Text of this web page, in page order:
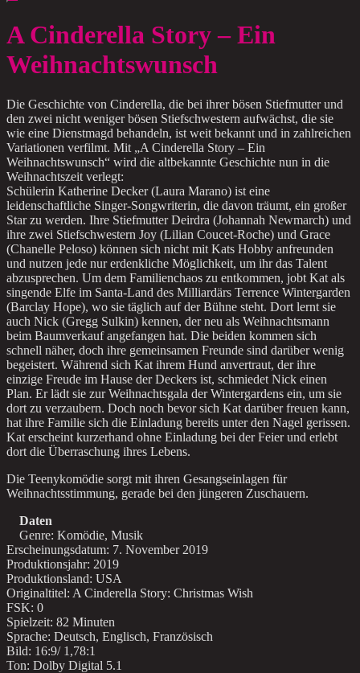
A Cinderella Story – Ein
Weihnachtswunsch
Die Geschichte von Cinderella, die bei ihrer bösen Stiefmutter und
den zwei nicht weniger bösen Stiefschwestern aufwächst, die sie
wie eine Dienstmagd behandeln, ist weit bekannt und in zahlreichen
Variationen verfilmt. Mit „A Cinderella Story – Ein
Weihnachtswunsch“ wird die altbekannte Geschichte nun in die
Weihnachtszeit verlegt:
Schülerin Katherine Decker (Laura Marano) ist eine
leidenschaftliche Singer-Songwriterin, die davon träumt, ein großer
Star zu werden. Ihre Stiefmutter Deirdra (Johannah Newmarch) und
ihre zwei Stiefschwestern Joy (Lilian Coucet-Roche) und Grace
(Chanelle Peloso) können sich nicht mit Kats Hobby anfreunden
und nutzen jede nur erdenkliche Möglichkeit, um ihr das Talent
abzusprechen. Um dem Familienchaos zu entkommen, jobt Kat als
singende Elfe im Santa-Land des Milliardärs Terrence Wintergarden
(Barclay Hope), wo sie täglich auf der Bühne steht. Dort lernt sie
auch Nick (Gregg Sulkin) kennen, der neu als Weihnachtsmann
beim Baumverkauf angefangen hat. Die beiden kommen sich
schnell näher, doch ihre gemeinsamen Freunde sind darüber wenig
begeistert. Während sich Kat ihrem Hund anvertraut, der ihre
einzige Freude im Hause der Deckers ist, schmiedet Nick einen
Plan. Er lädt sie zur Weihnachtsgala der Wintergardens ein, um sie
dort zu verzaubern. Doch noch bevor sich Kat darüber freuen kann,
hat ihre Familie sich die Einladung bereits unter den Nagel gerissen.
Kat erscheint kurzerhand ohne Einladung bei der Feier und erlebt
dort die Überraschung ihres Lebens.
Die Teenykomödie sorgt mit ihren Gesangseinlagen für
Weihnachtsstimmung, gerade bei den jüngeren Zuschauern.
Daten
Genre: Komödie, Musik
Erscheinungsdatum: 7. November 2019
Produktionsjahr: 2019
Produktionsland: USA
Originaltitel: A Cinderella Story: Christmas Wish
FSK: 0
Spielzeit: 82 Minuten
Sprache: Deutsch, Englisch, Französisch
Bild: 16:9/ 1,78:1
Ton: Dolby Digital 5.1